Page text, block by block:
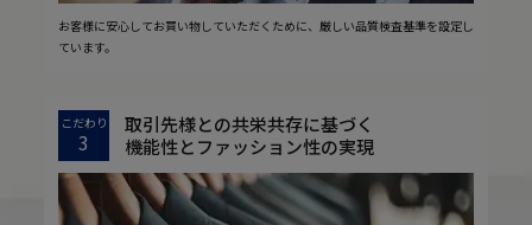
お客様に安心してお買い物していただくために、厳しい品質検査基準を設定し
ています。
こだわり
3
取引先様との共栄共存に基づく
機能性とファッション性の実現